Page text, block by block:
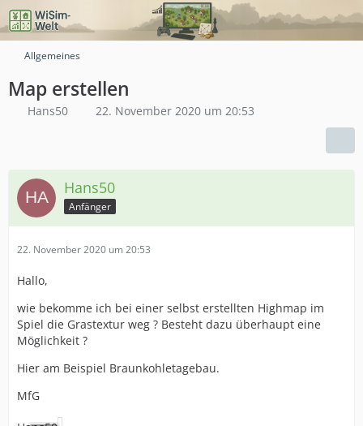
Allgemeines
Map erstellen
Hans50 22. November 2020 um 20:53
Hans50
Anfänger
22. November 2020 um 20:53
Hallo,
wie bekomme ich bei einer selbst erstellten Highmap im
Spiel die Grastextur weg ? Besteht dazu überhaupt eine
Möglichkeit ?
Hier am Beispiel Braunkohletagebau.
MfG